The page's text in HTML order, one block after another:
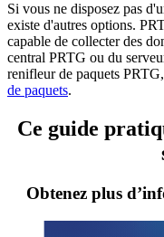
Si vous ne disposez pas
existe d'autres options.
capable de collecter des
central PRTG ou du
renifleur de paquets
de paquets.
Ce guide
Obtenez plus